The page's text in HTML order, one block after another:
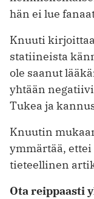
hän ei lue
Knuuti
statiineista
ole saanut
yhtään
Tukea ja
Knuutin
ymmärtää,
tieteellinen
Ota reippaasti